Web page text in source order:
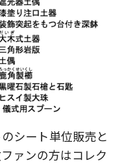
シート単位販売と
ァンの方はコレク